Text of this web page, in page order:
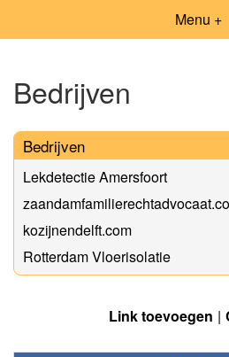
Menu +
Bedrijven
Bedrijven
Lekdetectie Amersfoort
kozijnendelft.com
Rotterdam Vloerisolatie
Link toevoegen